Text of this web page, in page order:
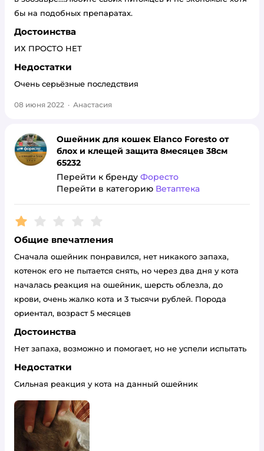
бы на подобных препаратах.
Достоинства
ИХ ПРОСТО НЕТ
Недостатки
Очень серьёзные последствия
08 июня 2022 · Анастасия
Ошейник для кошек Elanco Foresto от
блох и клещей защита 8месяцев 38см
65232
Перейти к бренду Форесто
Перейти в категорию Ветаптека
Рейтинг:1
Общие впечатления
Сначала ошейник понравился, нет никакого запаха,
котенок его не пытается снять, но через два дня у кота
началась реакция на ошейник, шерсть облезла, до
крови, очень жалко кота и 3 тысячи рублей. Порода
ориентал, возраст 5 месяцев
Достоинства
Нет запаха, возможно и помогает, но не успели испытать
Недостатки
Сильная реакция у кота на данный ошейник